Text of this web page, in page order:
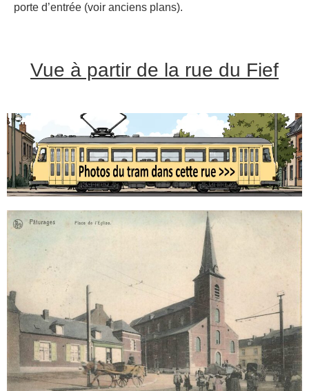
porte d’entrée (voir anciens plans).
Vue à partir de la rue du Fief